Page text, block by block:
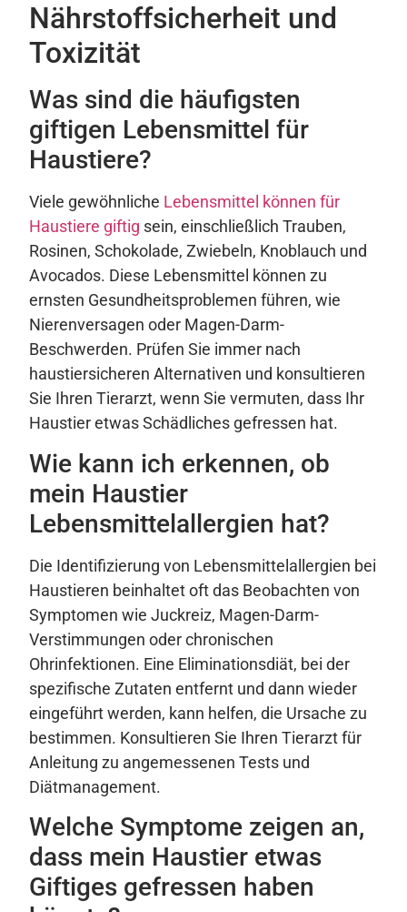
Nährstoffsicherheit und
Toxizität
Was sind die häufigsten
giftigen Lebensmittel für
Haustiere?
Viele gewöhnliche Lebensmittel können für
Haustiere giftig sein, einschließlich Trauben,
Rosinen, Schokolade, Zwiebeln, Knoblauch und
Avocados. Diese Lebensmittel können zu
ernsten Gesundheitsproblemen führen, wie
Nierenversagen oder Magen-Darm-
Beschwerden. Prüfen Sie immer nach
haustiersicheren Alternativen und konsultieren
Sie Ihren Tierarzt, wenn Sie vermuten, dass Ihr
Haustier etwas Schädliches gefressen hat.
Wie kann ich erkennen, ob
mein Haustier
Lebensmittelallergien hat?
Die Identifizierung von Lebensmittelallergien bei
Haustieren beinhaltet oft das Beobachten von
Symptomen wie Juckreiz, Magen-Darm-
Verstimmungen oder chronischen
Ohrinfektionen. Eine Eliminationsdiät, bei der
spezifische Zutaten entfernt und dann wieder
eingeführt werden, kann helfen, die Ursache zu
bestimmen. Konsultieren Sie Ihren Tierarzt für
Anleitung zu angemessenen Tests und
Diätmanagement.
Welche Symptome zeigen an,
dass mein Haustier etwas
Giftiges gefressen haben